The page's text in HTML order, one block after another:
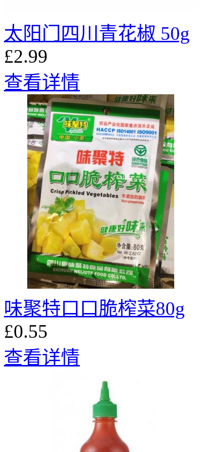
太阳门四川青花椒 50g
£2.99
查看详情
味聚特口口脆榨菜80g
£0.55
查看详情